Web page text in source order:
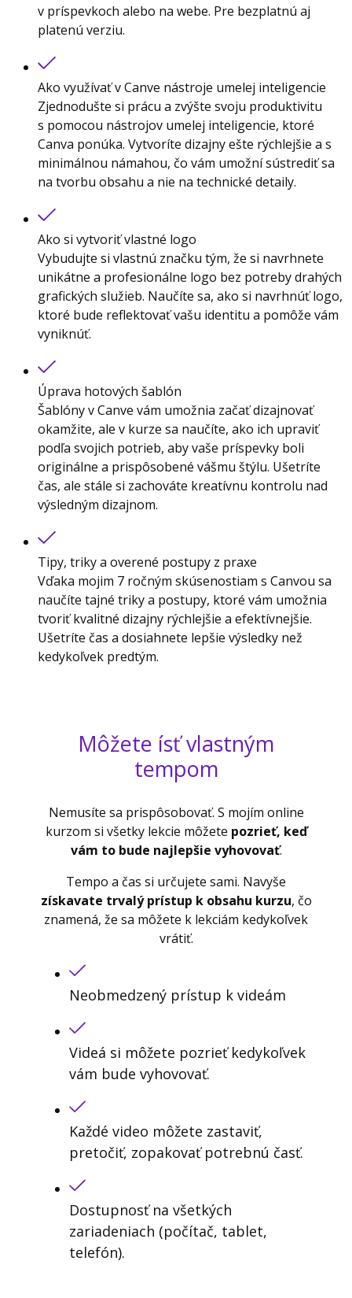
v príspevkoch alebo na webe. Pre bezplatnú aj
platenú verziu.
Ako využívať v Canve nástroje umelej inteligencie
Zjednodušte si prácu a zvýšte svoju produktivitu
s pomocou nástrojov umelej inteligencie, ktoré
Canva ponúka. Vytvoríte dizajny ešte rýchlejšie a s
minimálnou námahou, čo vám umožní sústrediť sa
na tvorbu obsahu a nie na technické detaily.
Ako si vytvoriť vlastné logo
Vybudujte si vlastnú značku tým, že si navrhnete
unikátne a profesionálne logo bez potreby drahých
grafických služieb. Naučíte sa, ako si navrhnúť logo,
ktoré bude reflektovať vašu identitu a pomôže vám
vyniknúť.
Úprava hotových šablón
Šablóny v Canve vám umožnia začať dizajnovať
okamžite, ale v kurze sa naučíte, ako ich upraviť
podľa svojich potrieb, aby vaše príspevky boli
originálne a prispôsobené vášmu štýlu. Ušetríte
čas, ale stále si zachováte kreatívnu kontrolu nad
výsledným dizajnom.
Tipy, triky a overené postupy z praxe
Vďaka mojim 7 ročným skúsenostiam s Canvou sa
naučíte tajné triky a postupy, ktoré vám umožnia
tvoriť kvalitné dizajny rýchlejšie a efektívnejšie.
Ušetríte čas a dosiahnete lepšie výsledky než
kedykoľvek predtým.
Môžete ísť vlastným
tempom
Nemusíte sa prispôsobovať. S mojím online
kurzom si všetky lekcie môžete pozrieť, keď
vám to bude najlepšie vyhovovať.
Tempo a čas si určujete sami. Navyše
získavate trvalý prístup k obsahu kurzu, čo
znamená, že sa môžete k lekciám kedykoľvek
vrátiť.
Neobmedzený prístup k videám
Videá si môžete pozrieť kedykoľvek
vám bude vyhovovať.
Každé video môžete zastaviť,
pretočiť, zopakovať potrebnú časť.
Dostupnosť na všetkých
zariadeniach (počítač, tablet,
telefón).